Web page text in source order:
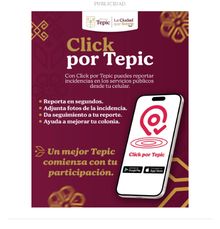
PUBLICIDAD